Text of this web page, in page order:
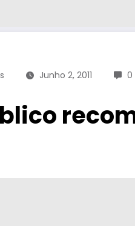
Junho 2, 2011 0